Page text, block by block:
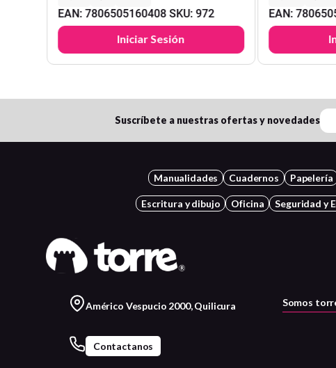
EAN:7806505160408 SKU:972
Iniciar Sesión
EAN:
Suscríbete a nuestras ofertas y novedades
Manualidades Cuadernos Papelería
Escritura y dibujo Oficina Seguridad y
Américo Vespucio 2000, Quilicura
Contactanos
Somos